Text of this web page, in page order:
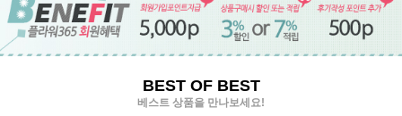
BEST OF BEST
베스트 상품을 만나보세요!